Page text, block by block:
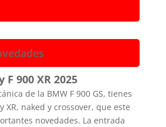
F 900 XR 2025
de la BMW F 900 GS, tienes
XR, naked y crossover, que este
novedades. La entrada